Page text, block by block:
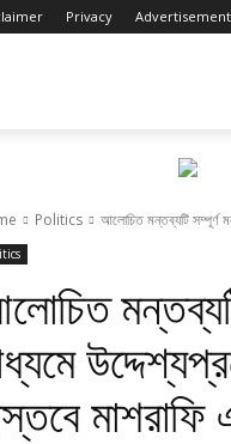
Privacy Advertisement
Politics আলোচিত মন্তব্যটি সম্পূর্ণ